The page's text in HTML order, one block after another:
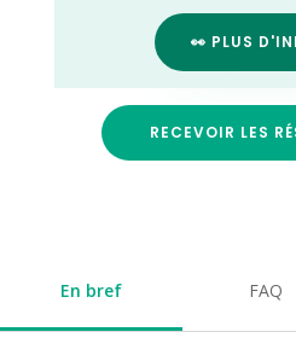
👀 PLUS
RECEVOIR LES
En bref FAQ